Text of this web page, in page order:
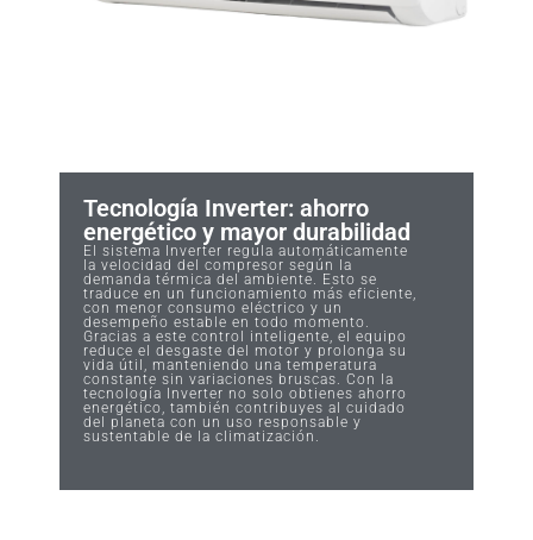
Tecnología Inverter: ahorro
energético y mayor durabilidad
El sistema Inverter regula automáticamente
la velocidad del compresor según la
demanda térmica del ambiente. Esto se
traduce en un funcionamiento más eficiente,
con menor consumo eléctrico y un
desempeño estable en todo momento.
Gracias a este control inteligente, el equipo
reduce el desgaste del motor y prolonga su
vida útil, manteniendo una temperatura
constante sin variaciones bruscas. Con la
tecnología Inverter no solo obtienes ahorro
energético, también contribuyes al cuidado
del planeta con un uso responsable y
sustentable de la climatización.